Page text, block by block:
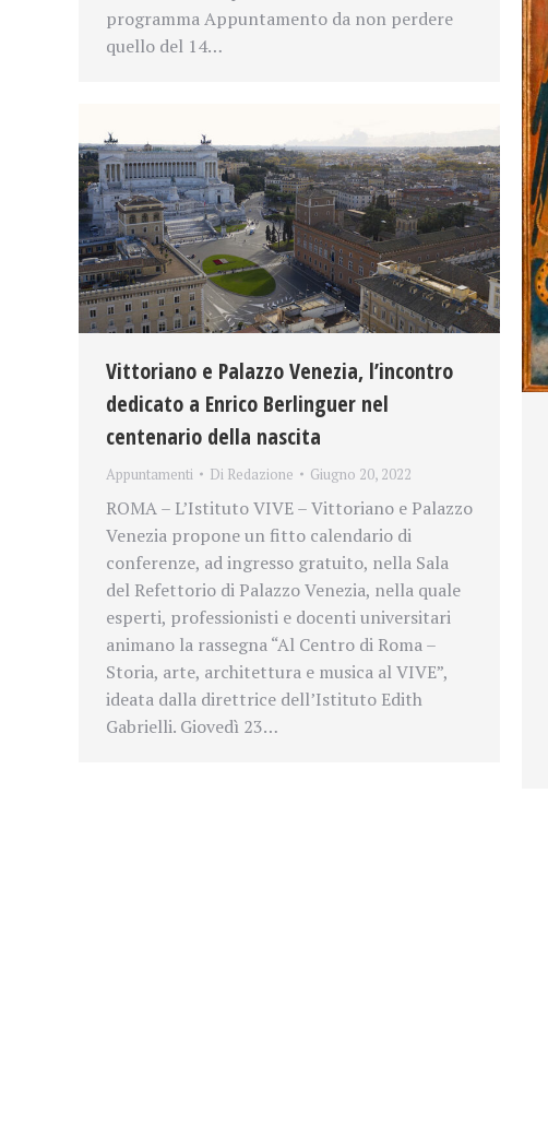
programma Appuntamento da non perdere
quello del 14…
Vittoriano e Palazzo Venezia, l’incontro
dedicato a Enrico Berlinguer nel
centenario della nascita
Appuntamenti Di Redazione Giugno 20, 2022
ROMA – L’Istituto VIVE – Vittoriano e Palazzo
Venezia propone un fitto calendario di
conferenze, ad ingresso gratuito, nella Sala
del Refettorio di Palazzo Venezia, nella quale
esperti, professionisti e docenti universitari
animano la rassegna “Al Centro di Roma –
Storia, arte, architettura e musica al VIVE”,
ideata dalla direttrice dell’Istituto Edith
Gabrielli. Giovedì 23…